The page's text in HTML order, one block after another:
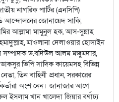
নাগরিক পার্টির (এনসিপি)
আন্দোলনের জোনায়েদ সাকি,
আল্লামা মামুনুল হক, আস-সুন্নাহ
মাওলানা দেলাওয়ার হোসাইন
সম্পাদক ড.বদিউল আলম মজুমদার,
ভিপি সাদিক কায়েমসহ বিভিন্ন
তিন বাহিনী প্রধান, সরকারের
অংশ নেন। জানাজার আগে
ইসলাম খান খালেদা জিয়ার বর্ণাঢ্য